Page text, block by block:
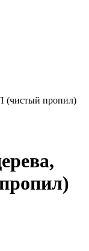
(чистый пропил)